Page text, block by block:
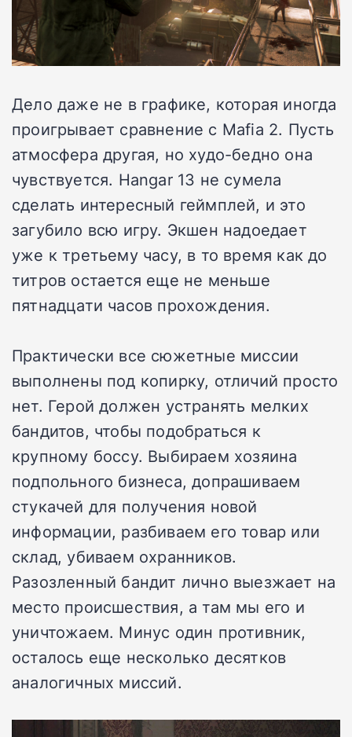
Дело даже не в графике, которая иногда
проигрывает сравнение с Mafia 2. Пусть
атмосфера другая, но худо-бедно она
чувствуется. Hangar 13 не сумела
сделать интересный геймплей, и это
загубило всю игру. Экшен надоедает
уже к третьему часу, в то время как до
титров остается еще не меньше
пятнадцати часов прохождения.
Практически все сюжетные миссии
выполнены под копирку, отличий просто
нет. Герой должен устранять мелких
бандитов, чтобы подобраться к
крупному боссу. Выбираем хозяина
подпольного бизнеса, допрашиваем
стукачей для получения новой
информации, разбиваем его товар или
склад, убиваем охранников.
Разозленный бандит лично выезжает на
место происшествия, а там мы его и
уничтожаем. Минус один противник,
осталось еще несколько десятков
аналогичных миссий.